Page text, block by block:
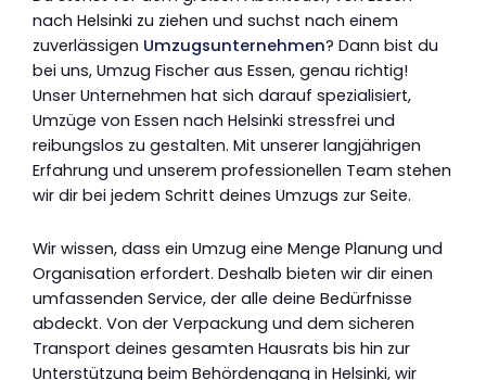
nach Helsinki zu ziehen und suchst nach einem
zuverlässigen Umzugsunternehmen? Dann bist du
bei uns, Umzug Fischer aus Essen, genau richtig!
Unser Unternehmen hat sich darauf spezialisiert,
Umzüge von Essen nach Helsinki stressfrei und
reibungslos zu gestalten. Mit unserer langjährigen
Erfahrung und unserem professionellen Team stehen
wir dir bei jedem Schritt deines Umzugs zur Seite.
Wir wissen, dass ein Umzug eine Menge Planung und
Organisation erfordert. Deshalb bieten wir dir einen
umfassenden Service, der alle deine Bedürfnisse
abdeckt. Von der Verpackung und dem sicheren
Transport deines gesamten Hausrats bis hin zur
Unterstützung beim Behördengang in Helsinki, wir